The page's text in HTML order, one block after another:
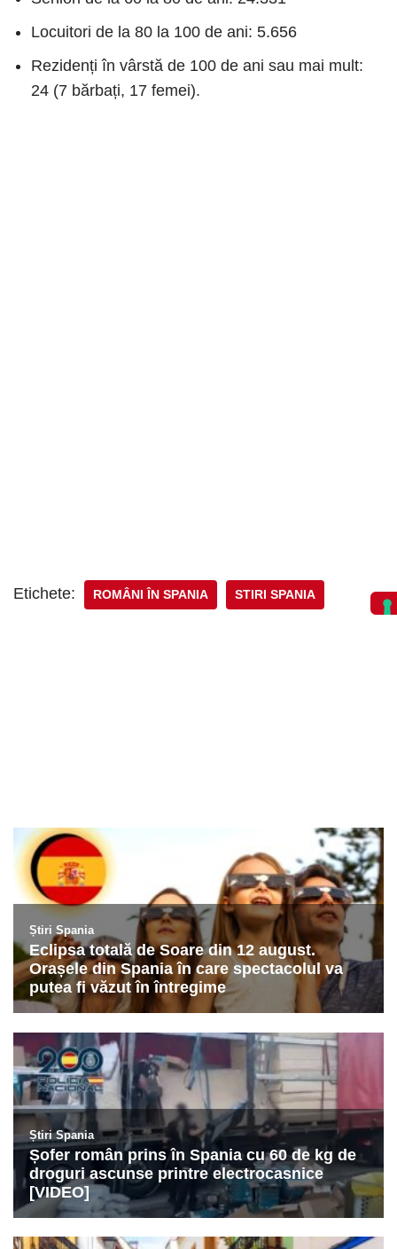
Locuitori de la 80 la 100 de ani: 5.656
Rezidenți în vârstă de 100 de ani sau mai mult:
24 (7 bărbați, 17 femei).
Etichete: ROMÂNI ÎN SPANIA STIRI SPANIA